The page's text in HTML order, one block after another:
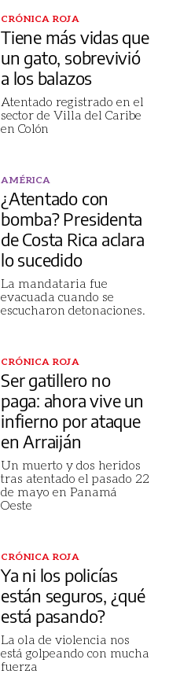
CRÓNICA ROJA
Tiene más vidas que
un gato, sobrevivió
a los balazos
Atentado registrado en el
sector de Villa del Caribe
en Colón
AMÉRICA
¿Atentado con
bomba? Presidenta
de Costa Rica aclara
lo sucedido
La mandataria fue
evacuada cuando se
escucharon detonaciones.
CRÓNICA ROJA
Ser gatillero no
paga: ahora vive un
infierno por ataque
en Arraiján
Un muerto y dos heridos
tras atentado el pasado 22
de mayo en Panamá
Oeste
CRÓNICA ROJA
Ya ni los policías
están seguros, ¿qué
está pasando?
La ola de violencia nos
está golpeando con mucha
fuerza